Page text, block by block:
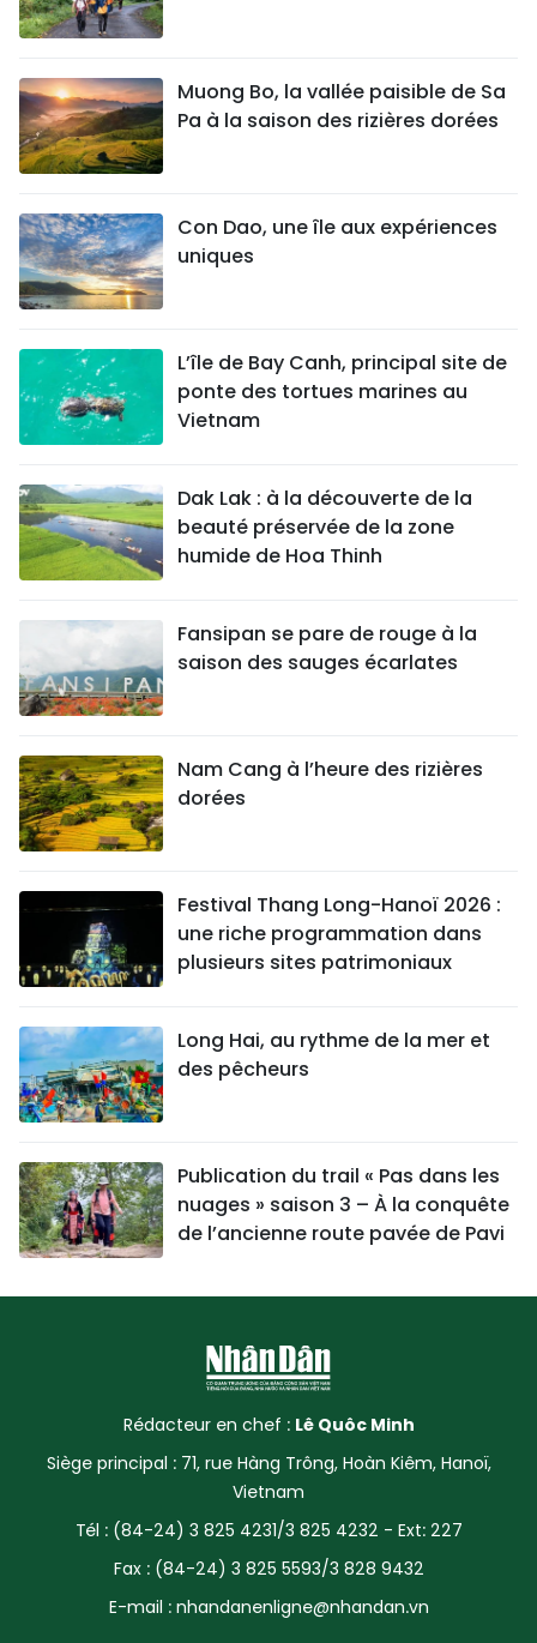
Muong Bo, la vallée paisible de Sa
Pa à la saison des rizières dorées
Con Dao, une île aux expériences
uniques
L’île de Bay Canh, principal site de
ponte des tortues marines au
Vietnam
Dak Lak : à la découverte de la
beauté préservée de la zone
humide de Hoa Thinh
Fansipan se pare de rouge à la
saison des sauges écarlates
Nam Cang à l’heure des rizières
dorées
Festival Thang Long-Hanoï 2026 :
une riche programmation dans
plusieurs sites patrimoniaux
Long Hai, au rythme de la mer et
des pêcheurs
Publication du trail « Pas dans les
nuages » saison 3 – À la conquête
de l’ancienne route pavée de Pavi
Rédacteur en chef : Lê Quôc Minh
Siège principal : 71, rue Hàng Trông, Hoàn Kiêm, Hanoï,
Vietnam
Tél : (84-24) 3 825 4231/3 825 4232 - Ext: 227
Fax : (84-24) 3 825 5593/3 828 9432
E-mail : nhandanenligne@nhandan.vn